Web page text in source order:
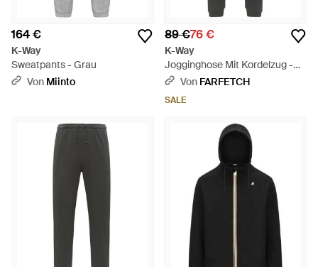
164 €
K-Way
Sweatpants - Grau
Von Miinto
89 €76 €
K-Way
Jogginghose Mit Kordelzug -
Schwarz
Von FARFETCH
SALE